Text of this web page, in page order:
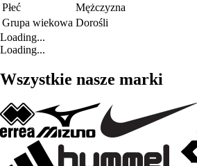
Płeć
Mężczyzna
Grupa wiekowa Dorośli
Loading...
Loading...
Wszystkie nasze marki